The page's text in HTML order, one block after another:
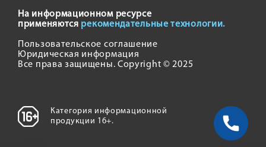
На информационном ресурсе
применяются рекомендательные технологии.
Пользовательское соглашение
Юридическая информация
Все права защищены. Copyright © 2025
Категория информационной
продукции 16+.